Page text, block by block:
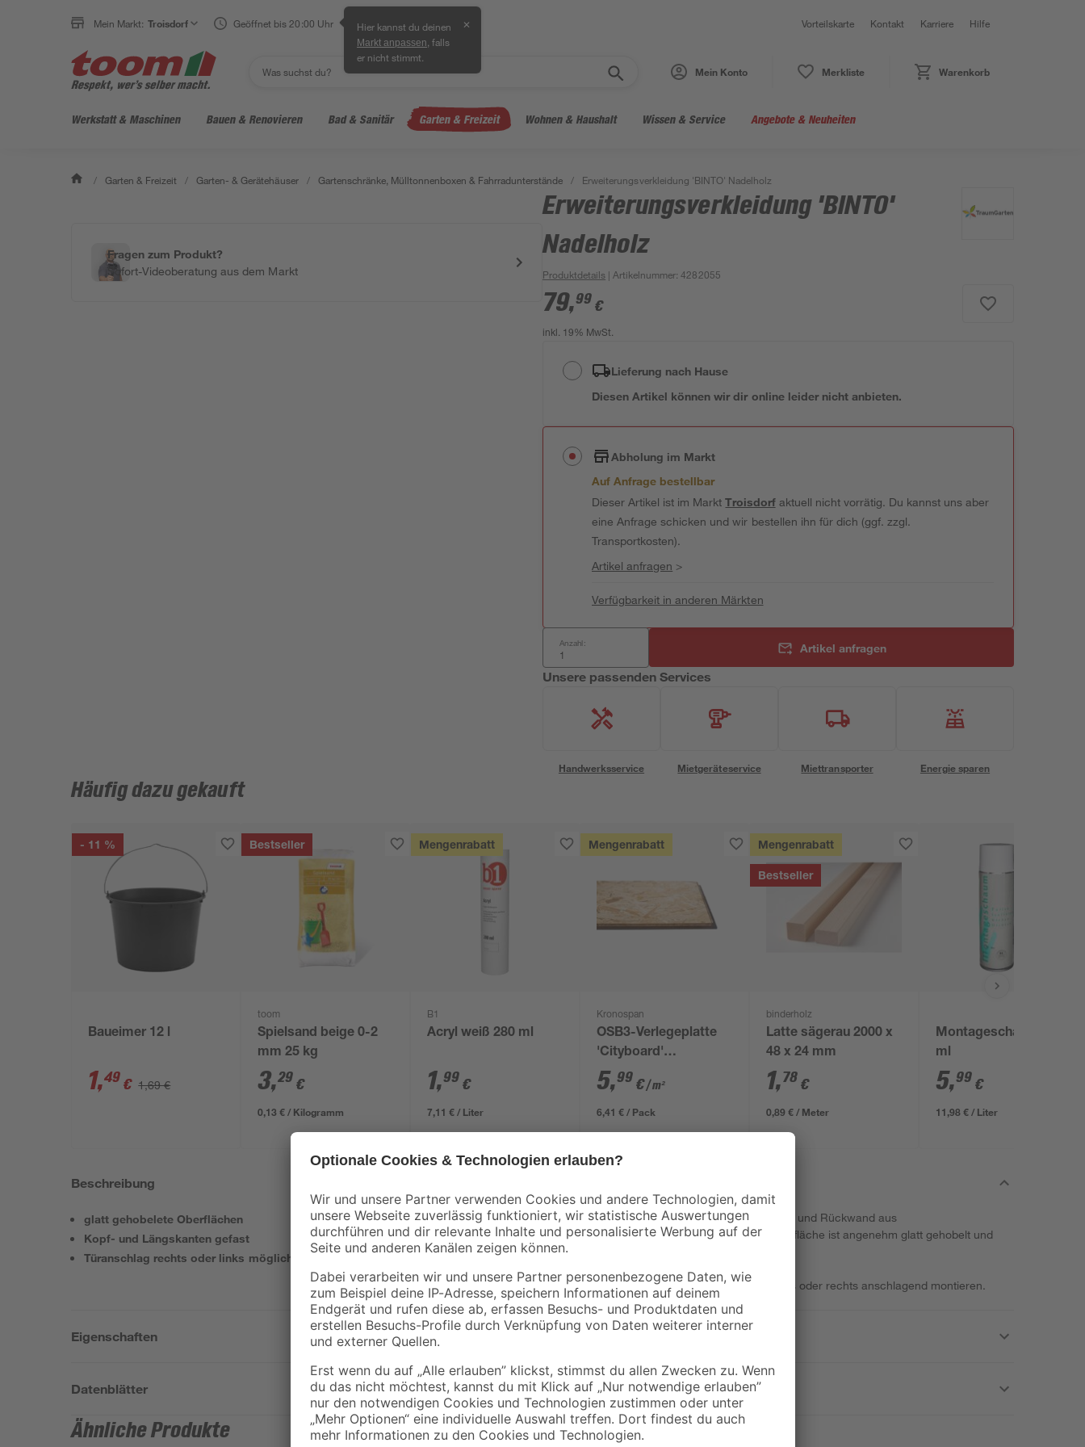
Mein Markt: Troisdorf Geöffnet bis 20:00 Uhr Hier kannst du deinen
Markt anpassen , falls
er nicht stimmt.
✕ Vorteilskarte Kontakt Karriere Hilfe
Mein Konto Merkliste Warenkorb
Werkstatt & Maschinen Bauen & Renovieren Bad & Sanitär Garten & Freizeit Wohnen & Haushalt Wissen & Service Angebote & Neuheiten
/ Garten & Freizeit / Garten- & Gerätehäuser / Gartenschränke, Mülltonnenboxen & Fahrradunterstände / Erweiterungsverkleidung 'BINTO' Nadelholz
Fragen zum Produkt?
Sofort-Videoberatung aus dem Markt
Erweiterungsverkleidung 'BINTO'
Nadelholz
Produktdetails | Artikelnummer:4282055
79,99 €
inkl. 19% MwSt.
Lieferung nach Hause
Diesen Artikel können wir dir online leider nicht anbieten.
Abholung im Markt
Auf Anfrage bestellbar
Dieser Artikel ist im MarktTroisdorfaktuell nicht vorrätig. Du kannst uns aber
eine Anfrage schicken und wir bestellen ihn für dich (ggf. zzgl.
Transportkosten).
Artikel anfragen >
Verfügbarkeit in anderen Märkten
Anzahl: Artikel anfragen
Unsere passenden Services
Handwerksservice Mietgeräteservice Miettransporter Energie sparen
Häufig dazu gekauft
- 11 %
Baueimer 12 l
1,49 € 1,69 €
Bestseller
toom
Spielsand beige 0-2
mm 25 kg
3,29 €
0,13 € / Kilogramm
Mengenrabatt
B1
Acryl weiß 280 ml
1,99 €
7,11 € / Liter
Mengenrabatt
Kronospan
OSB3-Verlegeplatte
'Cityboard'
ungeschliffen 1690 x
634 x 12 mm
5,99 €/ m²
6,41 € / Pack
Mengenrabatt
Bestseller
binderholz
Latte sägerau 2000 x
48 x 24 mm
1,78 €
0,89 € / Meter
Montageschaum 500
ml
5,99 €
11,98 € / Liter
Beschreibung
glatt gehobelete Oberflächen
Kopf- und Längskanten gefast
Türanschlag rechts oder links möglich
Die BINTO Erweiterungsverkleidung umfasst Tür und Rückwand aus
kesseldruckimprägnierten Fichtenholz. Die Oberfläche ist angenehm glatt gehobelt und
alle Kanten sind gefast.
Die Türen der Boxen können Sie nach Wahl links oder rechts anschlagend montieren.
Eigenschaften
Datenblätter
Ähnliche Produkte